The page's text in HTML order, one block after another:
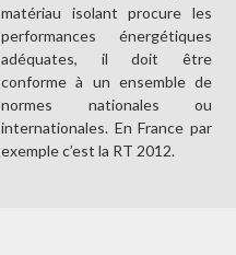
matériau isolant procure les
performances énergétiques
adéquates, il doit être
conforme à un ensemble de
normes nationales ou
internationales. En France par
exemple c’est la RT 2012.